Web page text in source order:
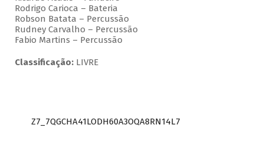
Rodrigo Carioca – Bateria
Robson Batata – Percussão
Rudney Carvalho – Percussão
Fabio Martins – Percussão
Classificação:LIVRE
Z7_7QGCHA41LODH60A3OQA8RN14L7